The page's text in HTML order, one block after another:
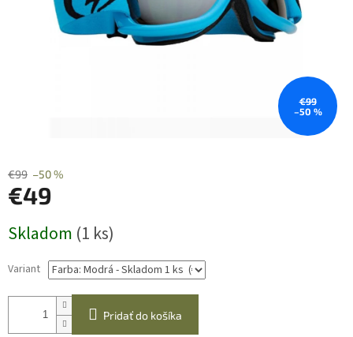
€99
–50 %
€99 –50 %
€49
cena:
Skladom (1 ks)
Variant
Pridať do košíka